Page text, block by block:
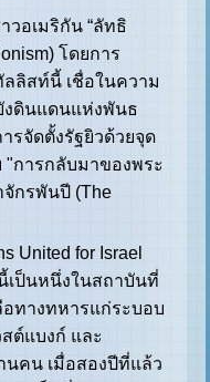
อเมริกัน “ลัทธิ
โดยการ
ลิสท์นี้ เชื่อในความ
งดินแดนแห่งพันธ
รจัดตั้งรัฐยิวด้วยจุด
"การกลับมาของพระ
กรพันปี (The
United for Israel
เป็นหนึ่งในสถาบันที่
ทางทหารแก่ระบอบ
ต์แบงก์ และ
คน เมื่อสองปีที่แล้ว